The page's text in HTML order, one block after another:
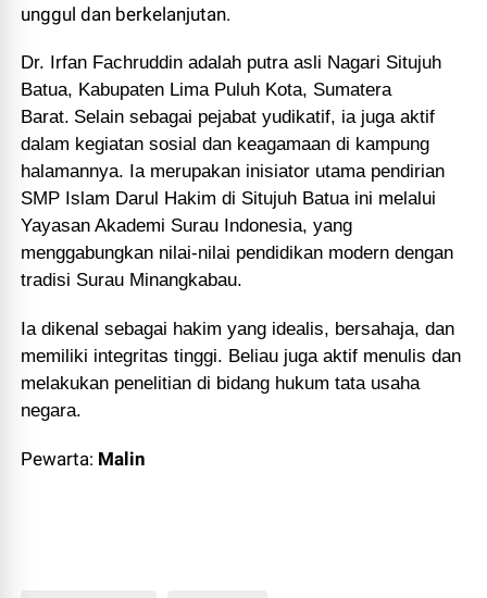
unggul dan berkelanjutan.
Dr. Irfan Fachruddin adalah putra asli Nagari Situjuh
Batua, Kabupaten Lima Puluh Kota, Sumatera
Barat. Selain sebagai pejabat yudikatif, ia juga aktif
dalam kegiatan sosial dan keagamaan di kampung
halamannya. Ia merupakan inisiator utama pendirian
SMP Islam Darul Hakim di Situjuh Batua ini melalui
Yayasan Akademi Surau Indonesia, yang
menggabungkan nilai-nilai pendidikan modern dengan
tradisi Surau Minangkabau.
Ia dikenal sebagai hakim yang idealis, bersahaja, dan
memiliki integritas tinggi. Beliau juga aktif menulis dan
melakukan penelitian di bidang hukum tata usaha
negara.
Pewarta: Malin